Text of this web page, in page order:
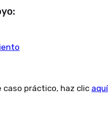
caso práctico, haz clic aquí